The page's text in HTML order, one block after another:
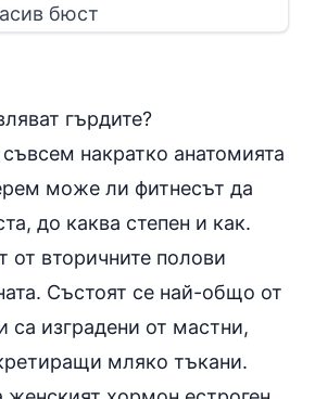
бюст
гърдите?
накратко анатомията
може ли фитнесът да
до каква степен и как.
от вторичните полови
Състоят се най-общо от
са изградени от мастни,
мляко тъкани.